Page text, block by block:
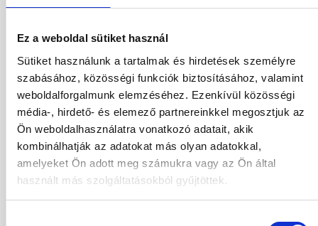
Ez a weboldal sütiket használ
Sütiket használunk a tartalmak és hirdetések személyre
szabásához, közösségi funkciók biztosításához, valamint
weboldalforgalmunk elemzéséhez. Ezenkívül közösségi
média-, hirdető- és elemező partnereinkkel megosztjuk az
Ön weboldalhasználatra vonatkozó adatait, akik
kombinálhatják az adatokat más olyan adatokkal,
amelyeket Ön adott meg számukra vagy az Ön által
használt más szolgáltatásokból gyűjtöttek.
425 986HUF
2Felnőttek,0 Gyermekek Kiválasztás
25.08.2026
(7 Éjszaka)
BudapestJáratinformációk
STANDARD DOUBLE ROOM
Reggeli
Kiválasztás